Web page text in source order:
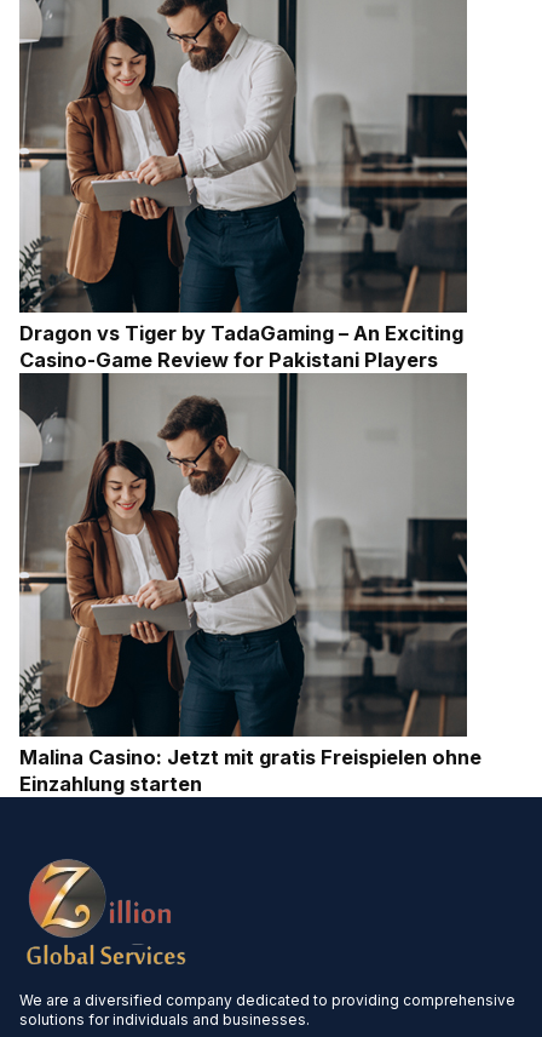
Dragon vs Tiger by TadaGaming – An Exciting
Casino-Game Review for Pakistani Players
Malina Casino: Jetzt mit gratis Freispielen ohne
Einzahlung starten
We are a diversified company dedicated to providing comprehensive
solutions for individuals and businesses.